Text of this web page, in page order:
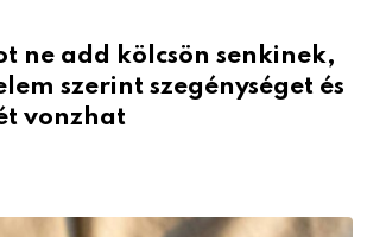
ne add kölcsön senkinek,
szerint szegénységet és
vonzhat